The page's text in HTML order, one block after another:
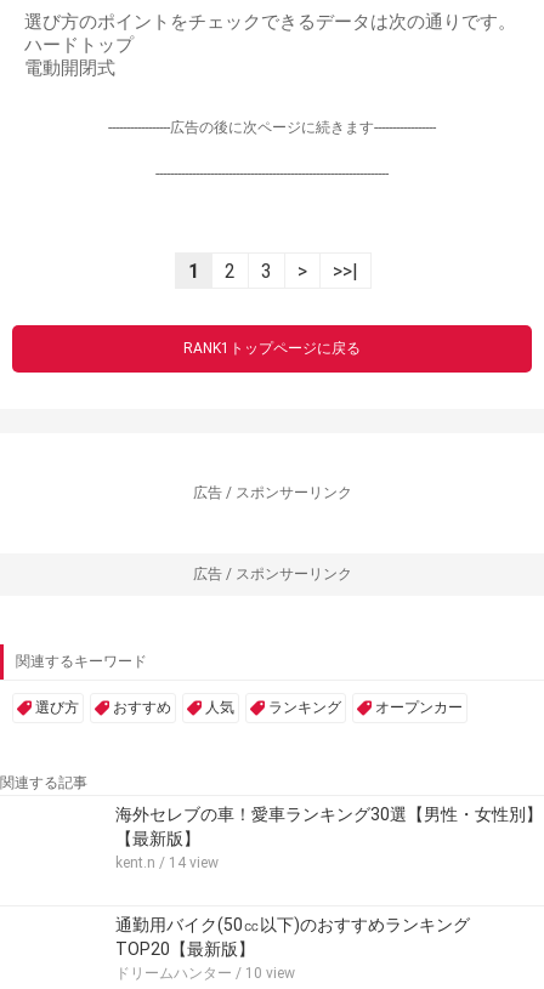
選び方のポイントをチェックできるデータは次の通りです。
ハードトップ
電動開閉式
-----------------広告の後に次ページに続きます-----------------
----------------------------------------------------------------
1 2 3 > >>|
RANK1トップページに戻る
広告 / スポンサーリンク
広告 / スポンサーリンク
関連するキーワード
選び方 おすすめ 人気 ランキング オープンカー
関連する記事
海外セレブの車！愛車ランキング30選【男性・女性別】
【最新版】
kent.n / 14 view
通勤用バイク(50㏄以下)のおすすめランキング
TOP20【最新版】
ドリームハンター / 10 view